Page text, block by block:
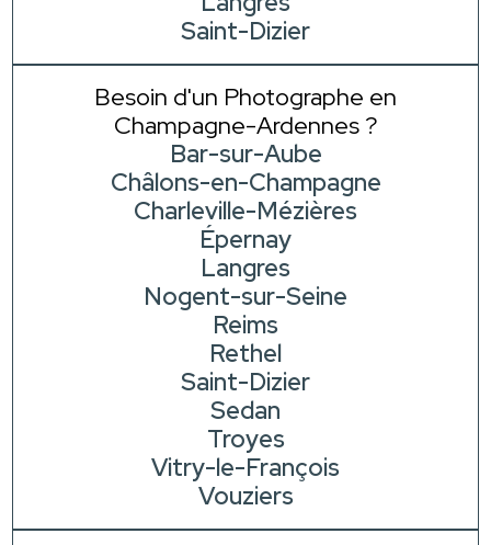
Saint-Dizier
Besoin d'un Photographe en
Champagne-Ardennes ?
Bar-sur-Aube
Châlons-en-Champagne
Charleville-Mézières
Épernay
Langres
Nogent-sur-Seine
Reims
Rethel
Saint-Dizier
Sedan
Troyes
Vitry-le-François
Vouziers